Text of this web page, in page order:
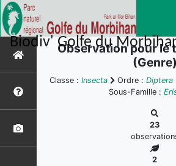
Biodiv' Golfe du
Observation pour le
(Genre)
Classe : Insecta Ordre : Diptera
Sous-Famille :
23
2